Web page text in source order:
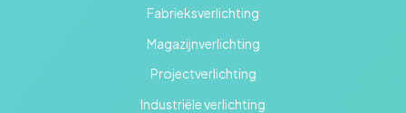
Fabrieksverlichting
Magazijnverlichting
Projectverlichting
Industriële verlichting